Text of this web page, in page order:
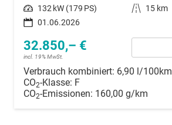
Leistung 132 kW (179 PS) Kilometerstand
15 km
01.06.2026
32.850,– €
incl. 19% MwSt.
Verbrauch kombiniert: 6,90 l/100km
CO2-Klasse: F
CO2-Emissionen: 160,00 g/km